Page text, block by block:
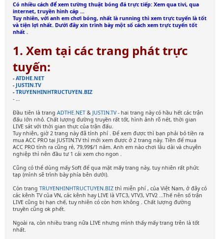
Có nhiều cách để xem tường thuật bóng đá trực tiếp: Xem qua tivi, qua
internet, truyền hình cáp ...
Tuy nhiên, với anh em chơi bóng, nhất là running thì xem trực tuyến là tốt
và tiện lợi nhất. Dưới đây xin trình bày một số cách xem trực tuyến tốt
nhất .
1. Xem tại các trang phát trực
tuyến:
- ATDHE.NET
- JUSTIN.TV
- TRUYENHINHTRUCTUYEN.BIZ
- ...
Đầu tiên là trang ADTHE.NET & JUSTIN.TV- hai trang này có hầu hết các trận
đấu lớn nhỏ. Chất lượng đường truyền rất tốt, hình ảnh rõ nét, thời gian
LIVE sát với thời gian thực của trận đấu.
Tuy nhiên, giờ 2 trang này đã tính phí
. Để xem được thì bạn phải bỏ tiền ra
mua ACC PRO tại JUSTIN.TV thì mới xem được ở 2 trang này. Tiền để mua
ACC PRO tính ra cũng rẻ, 79,99$/1 năm. Anh em nào chơi lâu dài và chuyên
nghiệp thì nên đầu tư 1 cái xem cho ngon
Cũng có thể dùng mấy Soft để qua mặt mấy trang này, tuy nhiên rất phức
tạp (mình sẽ trình bày phía bên dưới).
Còn trang TRUYENHINHTRUCTUYEN.BIZ thì miễn phí , của Việt Nam, ở đây có
các kênh TV của VN, các kênh hay LIVE là VTC3, VTV3, VTV2 ...Thế nên số trận
LIVE cũng bị hạn chế, tuy nhiên có còn hơn không
. Chất lượng đường
truyền cũng ok phết.
Ngoài ra, còn nhiều trang nữa LIVE nhưng mình thấy mấy trang trên là tốt
nhất.